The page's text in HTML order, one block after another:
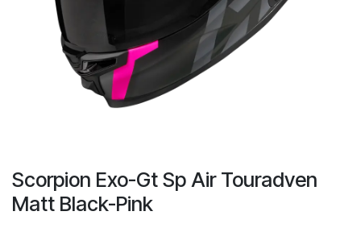
Scorpion Exo-Gt Sp Air Touradven
Matt Black-Pink